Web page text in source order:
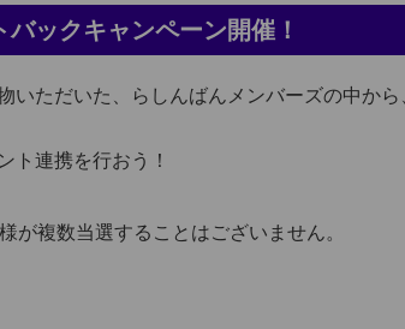
ックキャンペーン開催！
いただいた、らしんばんメンバーズの中か
ト連携を行おう！
が複数当選することはございません。